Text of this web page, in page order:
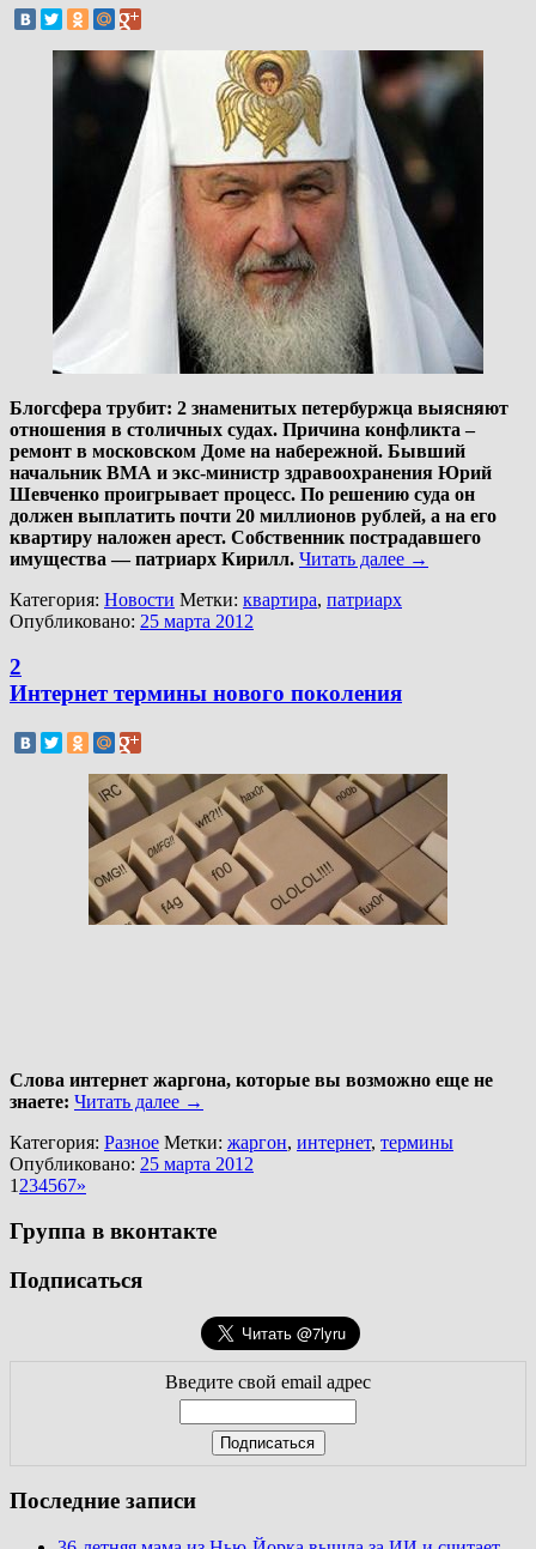
Блогсфера трубит: 2 знаменитых петербуржца выясняют
отношения в столичных судах. Причина конфликта –
ремонт в московском Доме на набережной. Бывший
начальник ВМА и экс-министр здравоохранения Юрий
Шевченко проигрывает процесс. По решению суда он
должен выплатить почти 20 миллионов рублей, а на его
квартиру наложен арест. Собственник пострадавшего
имущества — патриарх Кирилл. Читать далее →
Категория: Новости Метки: квартира, патриарх
Опубликовано: 25 марта 2012
2
Интернет термины нового поколения
Слова интернет жаргона, которые вы возможно еще не
знаете: Читать далее →
Категория: Разное Метки: жаргон, интернет, термины
Опубликовано: 25 марта 2012
1 234567»
Группа в вконтакте
Подписаться
Введите свой email адрес
Последние записи